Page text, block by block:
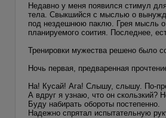
Недавно у меня появился стимул
тела. Свыкшийся с мыслью о
под нездешнюю паклю. Грея мысль
планируемого соития. Последнее,
Тренировки мужества решено было
Ночь первая, предваренная
На! Кусай! Ага! Слышу, слышу. По-
А вдруг я узнаю, что он скользкий?
Буду набирать обороты постепенно.
Надежно спрятал испытательную